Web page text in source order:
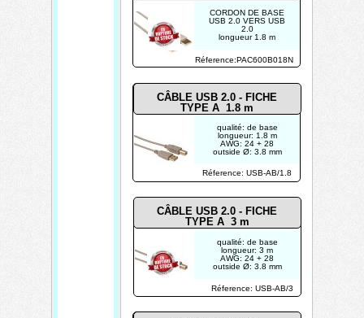
CÂBLE USB 2.0 - FICHE
TYPE A 1.8 m
CORDON DE BASE
USB 2.0 VERS USB
2.0
longueur 1.8 m
Réference:PAC600B018N
qualité: de base
longueur: 3 m
AWG: 24 + 28
outside Ø: 3.8 mm
Réference: USB-AB/3
CÂBLE USB 2.0 - FICHE
TYPE A 3 m
qualité: de base
longueur: 1.8 m
AWG: 24 + 28
outside Ø: 3.8 mm
Réference: USB-AB/1.8